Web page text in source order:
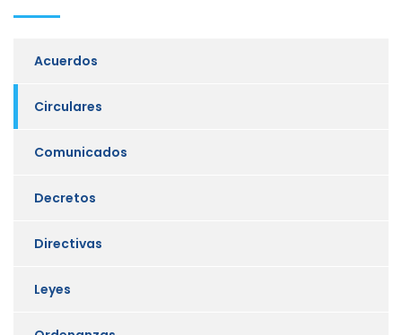
Acuerdos
Circulares
Comunicados
Decretos
Directivas
Leyes